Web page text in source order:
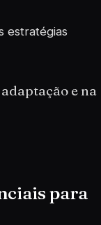
estratégias
e na
para